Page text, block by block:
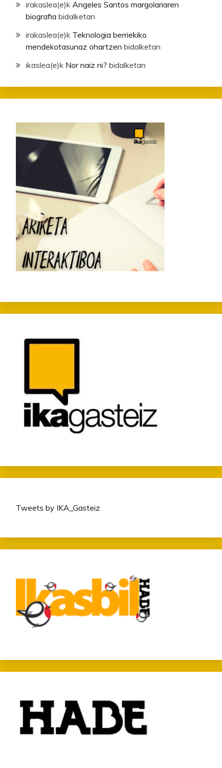
irakaslea(e)k Angeles Santos margolariaren
biografia bidalketan
irakaslea(e)k Teknologia berriekiko
mendekotasunaz ohartzen bidalketan
ikaslea(e)k Nor naiz ni? bidalketan
Tweets by IKA_Gasteiz